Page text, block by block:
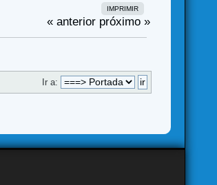
IMPRIMIR
« anterior próximo »
Ir a: